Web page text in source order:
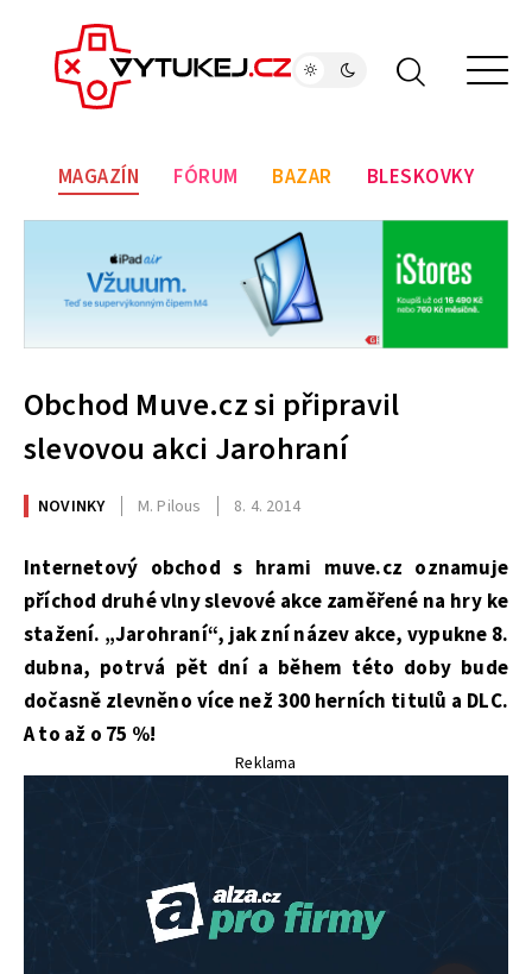
MAGAZÍN FÓRUM BAZAR BLESKOVKY
Obchod Muve.cz si připravil
slevovou akci Jarohraní
NOVINKY M. Pilous 8. 4. 2014
Internetový obchod s hrami muve.cz oznamuje
příchod druhé vlny slevové akce zaměřené na hry ke
stažení. „Jarohraní“, jak zní název akce, vypukne 8.
dubna, potrvá pět dní a během této doby bude
dočasně zlevněno více než 300 herních titulů a DLC.
A to až o 75 %!
Reklama